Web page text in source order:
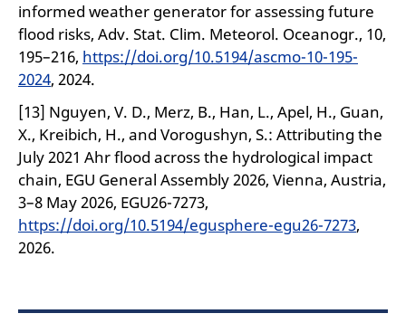
informed weather generator for assessing future
flood risks, Adv. Stat. Clim. Meteorol. Oceanogr., 10,
195–216, https://doi.org/10.5194/ascmo-10-195-
2024, 2024.
[13] Nguyen, V. D., Merz, B., Han, L., Apel, H., Guan,
X., Kreibich, H., and Vorogushyn, S.: Attributing the
July 2021 Ahr flood across the hydrological impact
chain, EGU General Assembly 2026, Vienna, Austria,
3–8 May 2026, EGU26-7273,
https://doi.org/10.5194/egusphere-egu26-7273,
2026.